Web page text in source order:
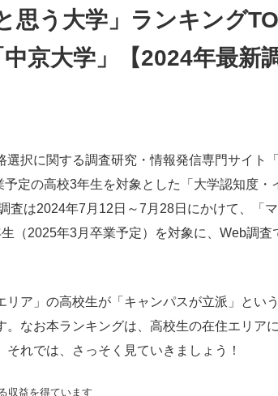
企業向けIT製品の総合サイト
思う大学」ランキング
京大学」【2024年最新
択に関する調査研究・情報発信専門サイト「
予定の高校3年生を対象とした「大学認知度・
査は2024年7月12日～7月28日にかけて、「
（2025年3月卒業予定）を対象に、Web調査
ア」の高校生が「キャンパスが立派」とい
。なお本ランキングは、高校生の在住エリア
れでは、さっそく見ていきましょう！
収益を得ています